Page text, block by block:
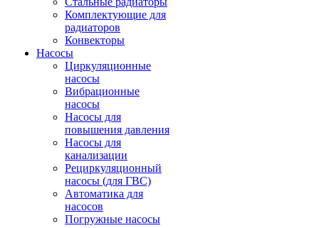
Комплектующие для
радиаторов
Конвекторы
Насосы
Циркуляционные
насосы
Вибрационные
насосы
Насосы для
повышения давления
Насосы для
канализации
Рециркуляционный
насосы (для ГВС)
Автоматика для
насосов
Погружные насосы